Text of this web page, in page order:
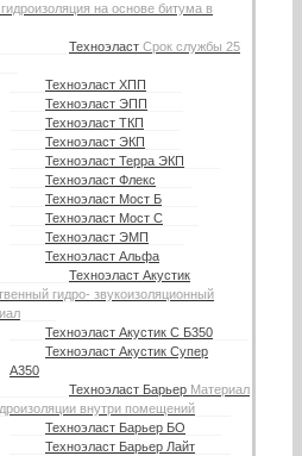
на основе битума в
Техноэласт Срок службы 25
Техноэласт ХПП
Техноэласт ЭПП
Техноэласт ТКП
Техноэласт ЭКП
Техноэласт Терра ЭКП
Техноэласт Флекс
Техноэласт Мост Б
Техноэласт Мост С
Техноэласт ЭМП
Техноэласт Альфа
Техноэласт Акустик
гидро- звукоизоляционный
Техноэласт Акустик С Б350
Техноэласт Акустик Супер
А350
Техноэласт Барьер Материал
внутри помещений
Техноэласт Барьер БО
Техноэласт Барьер Лайт